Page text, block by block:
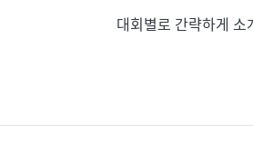
대회별로 간략하게 소개합니다
대회별로 간략하게 소